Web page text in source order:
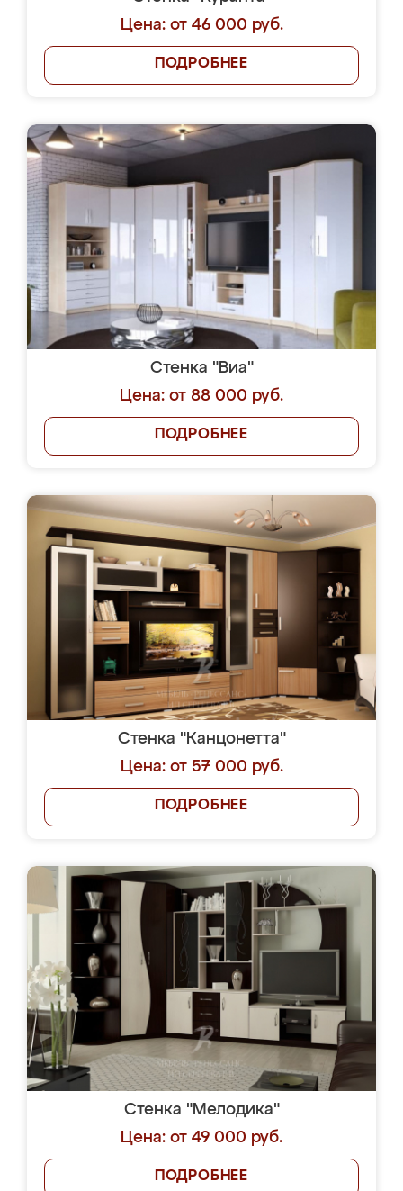
Цена: от 46 000 руб.
ПОДРОБНЕЕ
Стенка "Виа"
Цена: от 88 000 руб.
ПОДРОБНЕЕ
Стенка "Канцонетта"
Цена: от 57 000 руб.
ПОДРОБНЕЕ
Стенка "Мелодика"
Цена: от 49 000 руб.
ПОДРОБНЕЕ